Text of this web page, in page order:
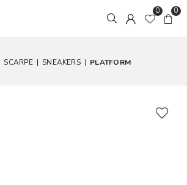
0 0
SCARPE | SNEAKERS | PLATFORM